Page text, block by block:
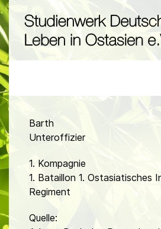
Barth
Unteroffizier
1. Kompagnie
1. Bataillon 1. Ostasiatisches
Regiment
Quelle: